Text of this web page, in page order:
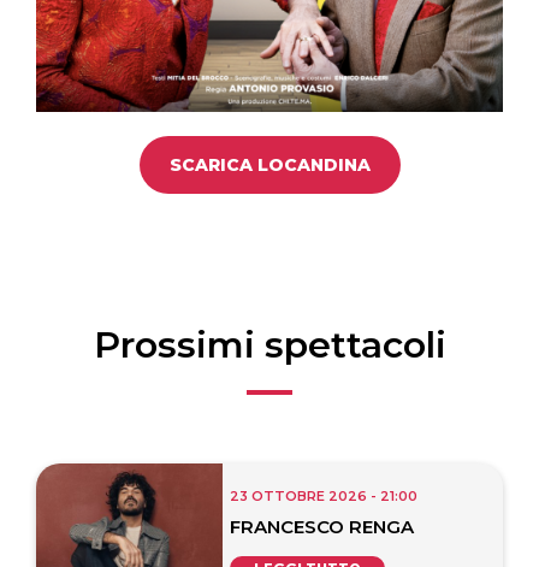
SCARICA LOCANDINA
Prossimi spettacoli
23 OTTOBRE 2026 - 21:00
FRANCESCO RENGA